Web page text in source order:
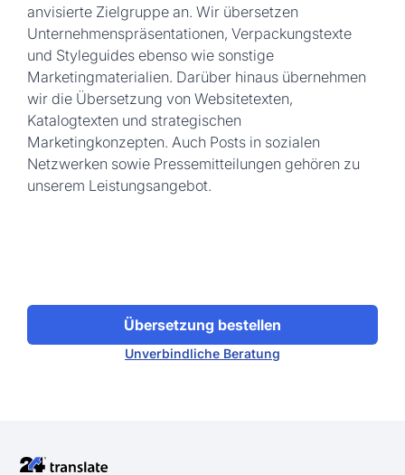
anvisierte Zielgruppe an. Wir übersetzen
Unternehmenspräsentationen, Verpackungstexte
und Styleguides ebenso wie sonstige
Marketingmaterialien. Darüber hinaus übernehmen
wir die Übersetzung von Websitetexten,
Katalogtexten und strategischen
Marketingkonzepten. Auch Posts in sozialen
Netzwerken sowie Pressemitteilungen gehören zu
unserem Leistungsangebot.
Übersetzung bestellen
Unverbindliche Beratung